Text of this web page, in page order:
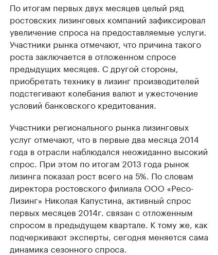
По итогам первых двух месяцев целый ряд
ростовских лизинговых компаний зафиксировал
увеличение спроса на предоставляемые услуги.
Участники рынка отмечают, что причина такого
роста заключается в отложенном спросе
предыдущих месяцев. С другой стороны,
приобретать технику в лизинг производителей
подстегивают колебания валют и ужесточение
условий банковского кредитования.
Участники регионального рынка лизинговых
услуг отмечают, что в первые два месяца 2014
года в отрасли наблюдался неожиданно высокий
спрос. При этом по итогам 2013 года рынок
лизинга показал рост всего на 5%. По словам
директора ростовского филиала ООО «Ресо-
Лизинг» Николая Капустина, активный спрос
первых месяцев 2014г. связан с отложенным
спросом в предыдущем квартале. К тому же, как
подчеркивают эксперты, сегодня меняется сама
динамика сезонного спроса.